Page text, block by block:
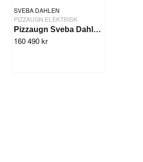
SVEBA DAHLEN
PIZZAUGN ELEKTRISK
Pizzaugn Sveba Dahlen DC-22P, 2-däck
160 490 kr